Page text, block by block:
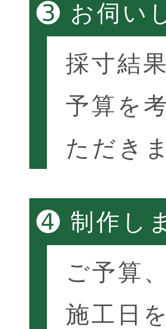
➌ お伺い
採寸結
予算を
ただき
➍ 制作し
ご予算
施工日